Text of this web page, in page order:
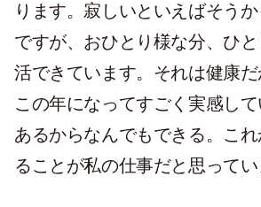
ります。寂しいといえばそうか
ですが、おひとり様な分、ひ
活できています。それは健康だ
この年になってすごく実感し
あるからなんでもできる。こ
ることが私の仕事だと思ってい